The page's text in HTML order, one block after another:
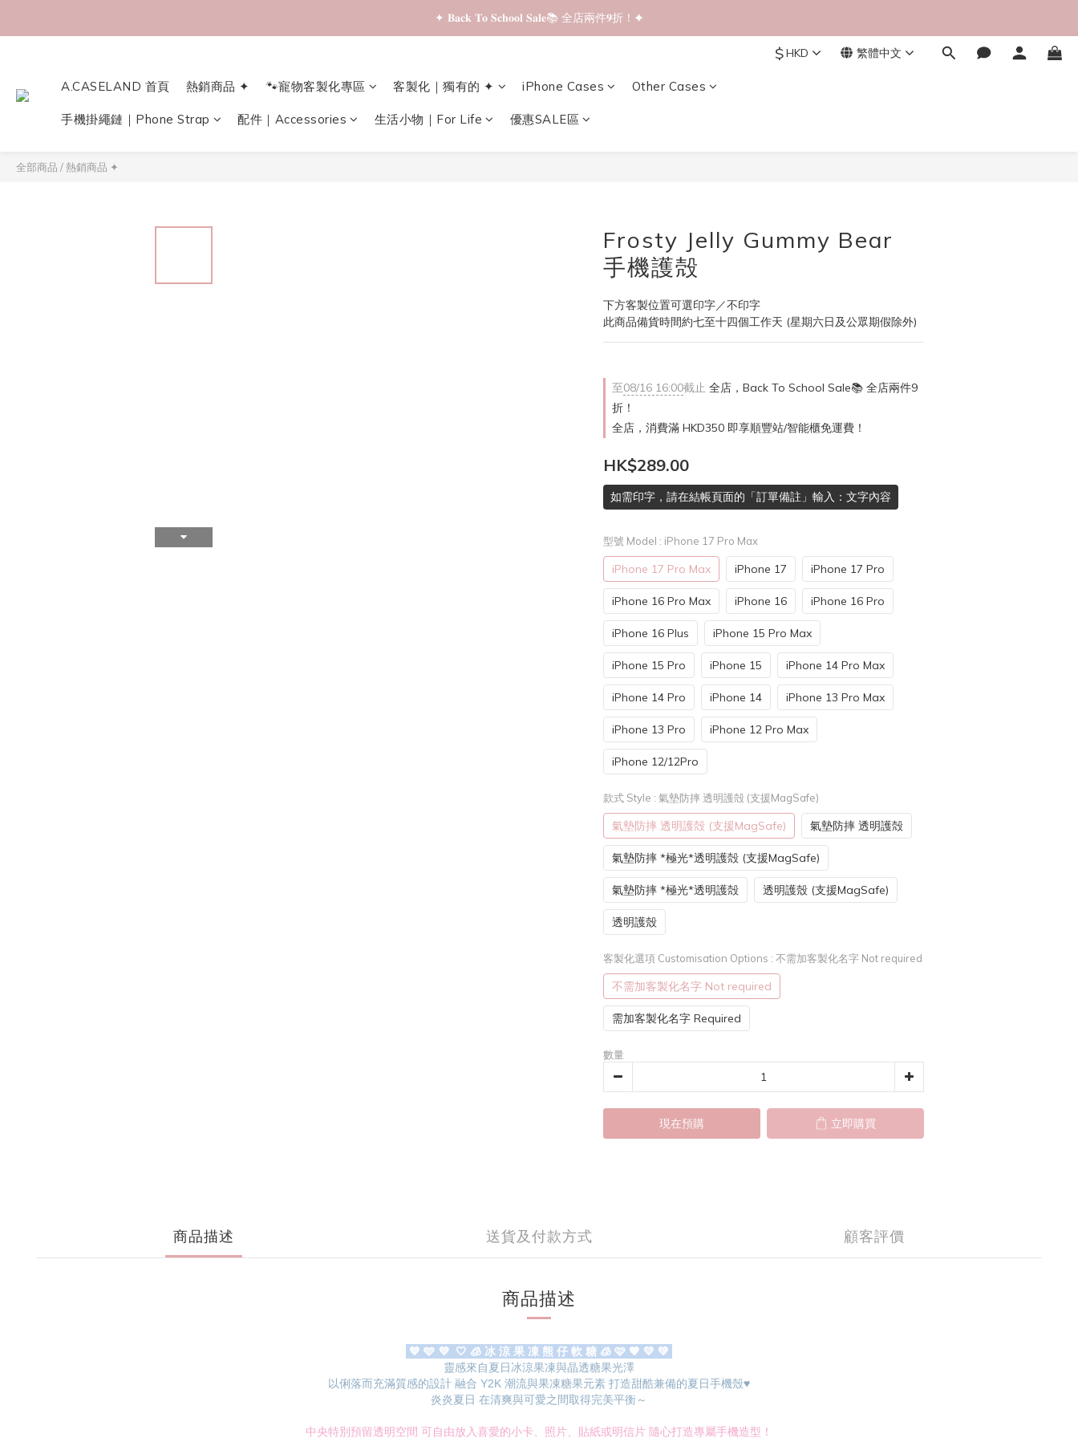
✦ 𝐁𝐚𝐜𝐤 𝐓𝐨 𝐒𝐜𝐡𝐨𝐨𝐥 𝐒𝐚𝐥𝐞📚 全店兩件𝟗折！✦
✦ 𝐁𝐚𝐜𝐤 𝐓𝐨 𝐒𝐜𝐡𝐨𝐨𝐥 𝐒𝐚𝐥𝐞📚 全店兩件𝟗折！✦
✦ 𝐁𝐚𝐜𝐤 𝐓𝐨 𝐒𝐜𝐡𝐨𝐨𝐥 𝐒𝐚𝐥𝐞📚 全店兩件𝟗折！✦
$HKD 繁體中文
A.CASELAND 首頁 熱銷商品 ✦ 🐾寵物客製化專區 客製化｜獨有的 ✦ iPhone Cases Other Cases
手機掛繩鏈｜Phone Strap 配件｜Accessories 生活小物｜For Life 優惠SALE區
全部商品 /熱銷商品 ✦
Frosty Jelly Gummy Bear
手機護殻
下方客製位置可選印字／不印字
此商品備貨時間約七至十四個工作天 (星期六日及公眾期假除外)
至08/16 16:00截止 全店，Back To School Sale📚 全店兩件9
折！
全店，消費滿 HKD350 即享順豐站/智能櫃免運費！
HK$289.00
如需印字，請在結帳頁面的「訂單備註」輸入：文字內容
型號 Model : iPhone 17 Pro Max
iPhone 17 Pro Max iPhone 17 iPhone 17 Pro
iPhone 16 Pro Max iPhone 16 iPhone 16 Pro
iPhone 16 Plus iPhone 15 Pro Max
iPhone 15 Pro iPhone 15 iPhone 14 Pro Max
iPhone 14 Pro iPhone 14 iPhone 13 Pro Max
iPhone 13 Pro iPhone 12 Pro Max
iPhone 12/12Pro
款式 Style : 氣墊防摔 透明護殻 (支援MagSafe)
氣墊防摔 透明護殻 (支援MagSafe) 氣墊防摔 透明護殻
氣墊防摔 *極光*透明護殻 (支援MagSafe)
氣墊防摔 *極光*透明護殻 透明護殼 (支援MagSafe)
透明護殼
客製化選項 Customisation Options : 不需加客製化名字 Not required
不需加客製化名字 Not required
需加客製化名字 Required
數量
現在預購 立即購買
商品描述 送貨及付款方式 顧客評價
商品描述
💙 🩵 💜 🤍 🧊 冰 涼 果 凍 熊 仔 軟 糖 🧊 🩷 🧡 💛 💚
靈感來自夏日冰涼果凍與晶透糖果光澤
以俐落而充滿質感的設計 融合 Y2K 潮流與果凍糖果元素 打造甜酷兼備的夏日手機殼♥
炎炎夏日 在清爽與可愛之間取得完美平衡～
中央特別預留透明空間 可自由放入喜愛的小卡、照片、貼紙或明信片 隨心打造專屬手機造型！